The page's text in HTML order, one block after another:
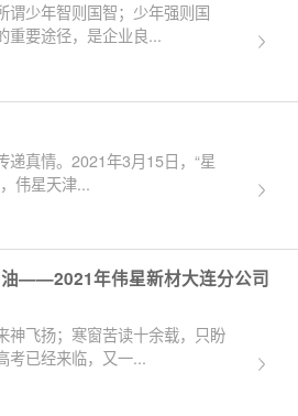
谓少年智则国智；少年强则国
重要途径，是企业良...
递真情。2021年3月15日，“星
伟星天津...
——2021年伟星新材大连分公司
神飞扬；寒窗苦读十余载，只盼
考已经来临，又一...